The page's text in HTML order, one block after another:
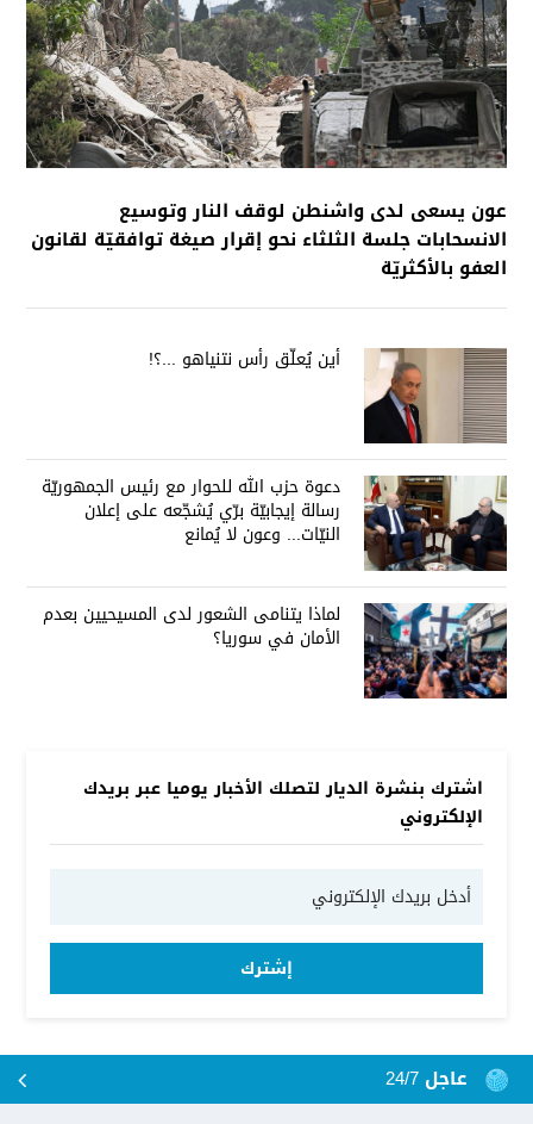
عون يسعى لدى واشنطن لوقف النار وتوسيع
الانسحابات جلسة الثلثاء نحو إقرار صيغة توافقيّة لقانون
العفو بالأكثريّة
أين يُعلّق رأس نتنياهو ...؟!
دعوة حزب الله للحوار مع رئيس الجمهوريّة
رسالة إيجابيّة برّي يُشجّعه على إعلان
النيّات... وعون لا يُمانع
لماذا يتنامى الشعور لدى المسيحيين بعدم
الأمان في سوريا؟
اشترك بنشرة الديار لتصلك الأخبار يوميا عبر بريدك
الإلكتروني
إشترك
عاجل 24/7